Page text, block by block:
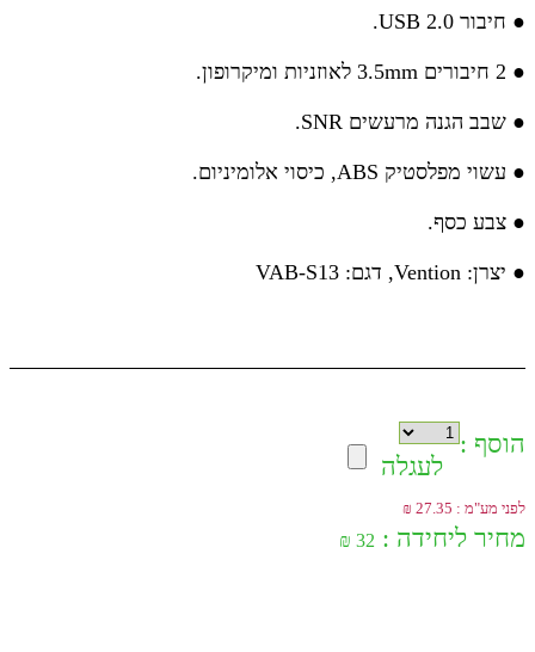
● חיבור USB 2.0.
● 2 חיבורים 3.5mm לאוזניות ומיקרופון.
● שבב הגנה מרעשים SNR.
● עשוי מפלסטיק ABS, כיסוי אלומיניום.
● צבע כסף.
● יצרן: Vention, דגם: VAB-S13
הוסף :
לעגלה
לפני מע"מ : 27.35 ₪
מחיר ליחידה : 32 ₪